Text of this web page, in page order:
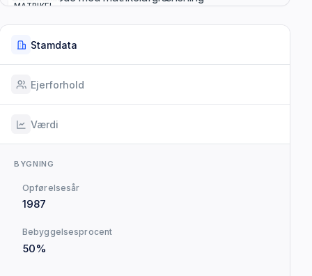
MATRIKEL
Stamdata
Ejerforhold
Værdi
BYGNING
Opførelsesår
1987
Bebyggelsesprocent
50%